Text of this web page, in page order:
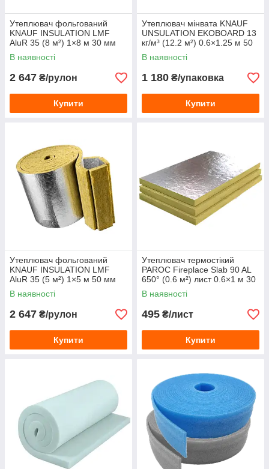
Утеплювач фольгований
KNAUF INSULATION LMF
AluR 35 (8 м²) 1×8 м 30 мм
В наявності
2 647 ₴/рулон
Купити
Утеплювач мінвата KNAUF
UNSULATION EKOBOARD 13
кг/м³ (12.2 м²) 0.6×1.25 м 50
мм
В наявності
1 180 ₴/упаковка
Купити
Утеплювач фольгований
KNAUF INSULATION LMF
AluR 35 (5 м²) 1×5 м 50 мм
В наявності
2 647 ₴/рулон
Купити
Утеплювач термостікий
PAROC Fireplace Slab 90 AL
650° (0.6 м²) лист 0.6×1 м 30
мм
В наявності
495 ₴/лист
Купити